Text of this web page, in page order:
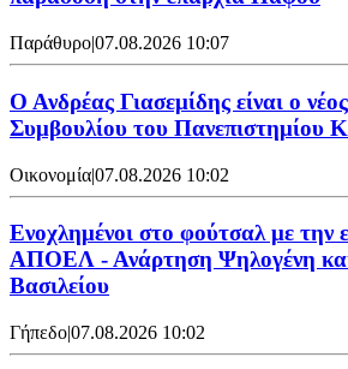
Παράθυρο|07.08.2026 10:07
Ο Ανδρέας Γιασεμίδης είναι ο
Συμβουλίου του Πανεπιστημίου
Οικονομία|07.08.2026 10:02
Ενοχλημένοι στο φούτσαλ με την
ΑΠΟΕΛ - Ανάρτηση Ψηλογένη και
Βασιλείου
Γήπεδο|07.08.2026 10:02